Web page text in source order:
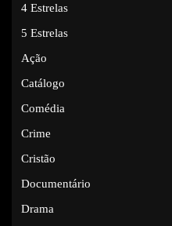
4 Estrelas
5 Estrelas
Ação
Catálogo
Comédia
Crime
Cristão
Documentário
Drama